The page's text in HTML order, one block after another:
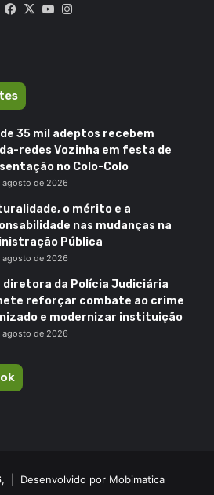
Facebook
X YouTube
de 35 mil adeptos recebem
redes Vozinha em festa de
no Colo-Colo
agosto de 2026
o mérito e a
nas mudanças na
Pública
agosto de 2026
diretora da Polícia Judiciária
reforçar combate ao crime
e modernizar instituição
agosto de 2026
| Desenvolvido por Mobimatica